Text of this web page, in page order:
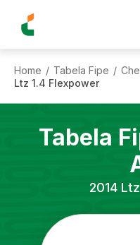
Home / Tabela Fipe /
Ltz 1.4 Flexpower
Tabela
2014